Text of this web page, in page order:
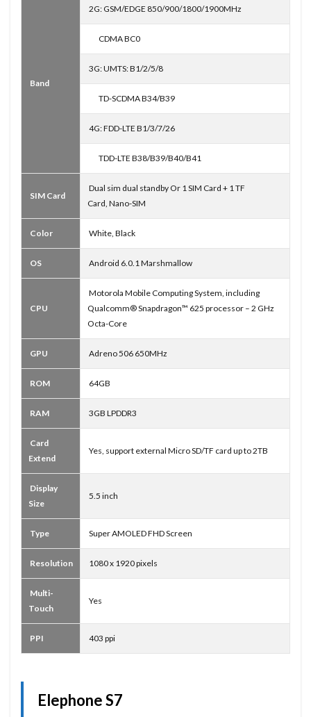
Band
2G: GSM/EDGE 850/900/1800/1900MHz
CDMA BC0
3G: UMTS: B1/2/5/8
TD-SCDMA B34/B39
4G: FDD-LTE B1/3/7/26
TDD-LTE B38/B39/B40/B41
SIM Card
Dual sim dual standby Or 1 SIM Card + 1 TF
Card, Nano-SIM
Color White, Black
OS Android 6.0.1 Marshmallow
CPU
Motorola Mobile Computing System, including
Qualcomm® Snapdragon™ 625 processor – 2 GHz
Octa-Core
GPU Adreno 506 650MHz
ROM 64GB
RAM 3GB LPDDR3
Card
Extend
Yes, support external Micro SD/TF card up to 2TB
Display
Size
5.5 inch
Type Super AMOLED FHD Screen
Resolution 1080 x 1920 pixels
Multi-
Touch
Yes
PPI 403 ppi
Elephone S7